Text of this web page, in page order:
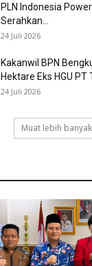
PLN Indonesia
Serahkan...
24 Juli 2026
Kakanwil BPN
Hektare Eks HGU PT
24 Juli 2026
Muat lebih banyak